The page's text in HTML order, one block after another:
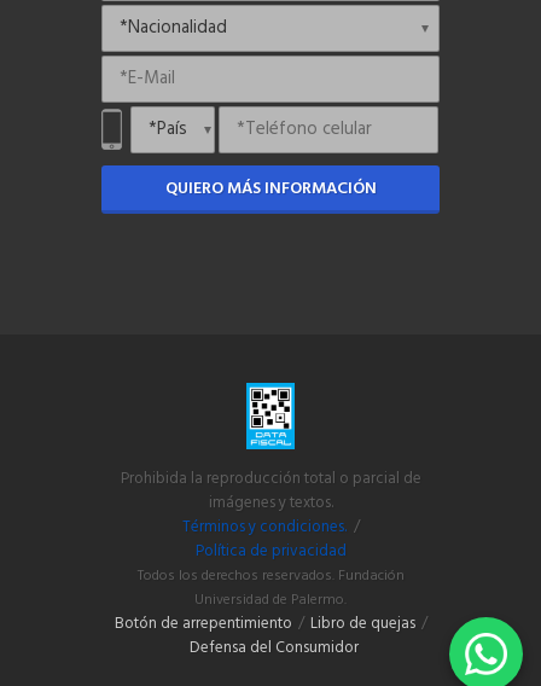
QUIERO MÁS INFORMACIÓN
Prohibida la reproducción total o parcial de
imágenes y textos.
Términos y condiciones. /
Política de privacidad
Todos los derechos reservados. Fundación
Universidad de Palermo.
Botón de arrepentimiento / Libro de quejas /
Defensa del Consumidor